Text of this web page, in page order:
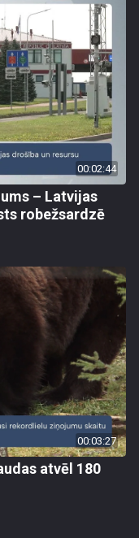
00:02:44
– Latvijas
robežsardzē
00:03:27
atvēl 180